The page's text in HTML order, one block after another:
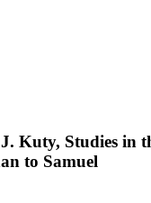
Kuty, Studies in
to Samuel